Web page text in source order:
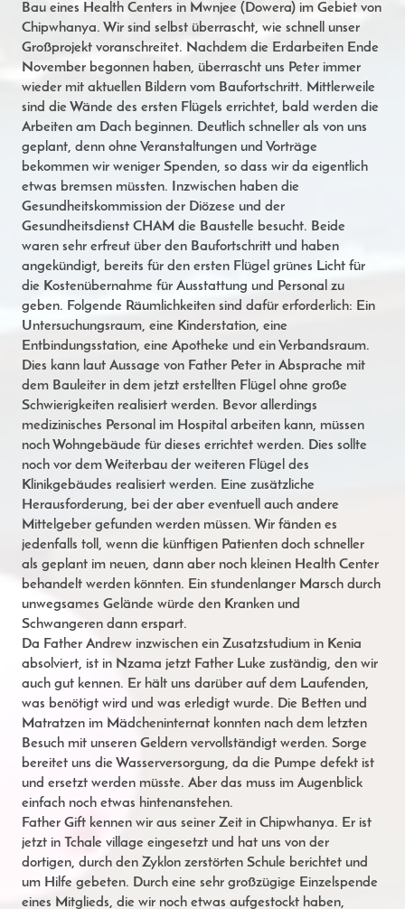
Bau eines Health Centers in Mwnjee (Dowera) im Gebiet von
Chipwhanya. Wir sind selbst überrascht, wie schnell unser
Großprojekt voranschreitet. Nachdem die Erdarbeiten Ende
November begonnen haben, überrascht uns Peter immer
wieder mit aktuellen Bildern vom Baufortschritt. Mittlerweile
sind die Wände des ersten Flügels errichtet, bald werden die
Arbeiten am Dach beginnen. Deutlich schneller als von uns
geplant, denn ohne Veranstaltungen und Vorträge
bekommen wir weniger Spenden, so dass wir da eigentlich
etwas bremsen müssten. Inzwischen haben die
Gesundheitskommission der Diözese und der
Gesundheitsdienst CHAM die Baustelle besucht. Beide
waren sehr erfreut über den Baufortschritt und haben
angekündigt, bereits für den ersten Flügel grünes Licht für
die Kostenübernahme für Ausstattung und Personal zu
geben. Folgende Räumlichkeiten sind dafür erforderlich: Ein
Untersuchungsraum, eine Kinderstation, eine
Entbindungsstation, eine Apotheke und ein Verbandsraum.
Dies kann laut Aussage von Father Peter in Absprache mit
dem Bauleiter in dem jetzt erstellten Flügel ohne große
Schwierigkeiten realisiert werden. Bevor allerdings
medizinisches Personal im Hospital arbeiten kann, müssen
noch Wohngebäude für dieses errichtet werden. Dies sollte
noch vor dem Weiterbau der weiteren Flügel des
Klinikgebäudes realisiert werden. Eine zusätzliche
Herausforderung, bei der aber eventuell auch andere
Mittelgeber gefunden werden müssen. Wir fänden es
jedenfalls toll, wenn die künftigen Patienten doch schneller
als geplant im neuen, dann aber noch kleinen Health Center
behandelt werden könnten. Ein stundenlanger Marsch durch
unwegsames Gelände würde den Kranken und
Schwangeren dann erspart.
Da Father Andrew inzwischen ein Zusatzstudium in Kenia
absolviert, ist in Nzama jetzt Father Luke zuständig, den wir
auch gut kennen. Er hält uns darüber auf dem Laufenden,
was benötigt wird und was erledigt wurde. Die Betten und
Matratzen im Mädcheninternat konnten nach dem letzten
Besuch mit unseren Geldern vervollständigt werden. Sorge
bereitet uns die Wasserversorgung, da die Pumpe defekt ist
und ersetzt werden müsste. Aber das muss im Augenblick
einfach noch etwas hintenanstehen.
Father Gift kennen wir aus seiner Zeit in Chipwhanya. Er ist
jetzt in Tchale village eingesetzt und hat uns von der
dortigen, durch den Zyklon zerstörten Schule berichtet und
um Hilfe gebeten. Durch eine sehr großzügige Einzelspende
eines Mitglieds, die wir noch etwas aufgestockt haben,